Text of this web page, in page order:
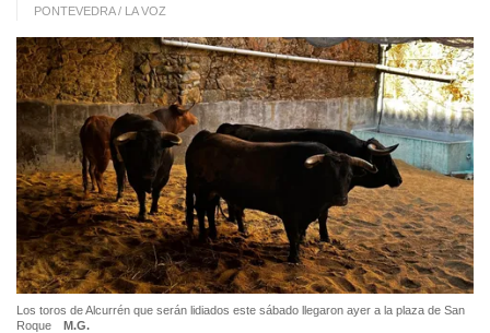
PONTEVEDRA / LA VOZ
Los toros de Alcurrén que serán lidiados este sábado llegaron ayer a la plaza de San
Roque
M.G.